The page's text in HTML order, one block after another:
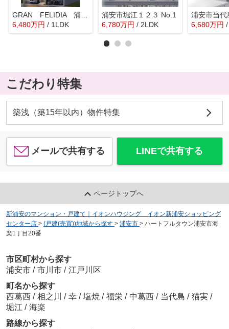
6,480万円 / 1LDK
浦安市堀江１２３ No.1
6,780万円 / 2LDK
浦安市当
6,680万円
こだわり特集
築浅（築15年以内）物件特集
メールで共有する LINEで共有する
ページトップへ
新浦安のマンション・戸建て｜イオンハウジング イオン新浦安ショッピング
センター店 > (戸建(売買))地域から探す > 浦安市 > ハートフルタウン浦安市海
楽1丁目20番
市区町村から探す
浦安市 / 市川市 / 江戸川区
町名から探す
西葛西 / 相之川 / 幸 / 塩焼 / 福栄 / 中葛西 / 当代島 / 猫実 /
堀江 / 海楽
路線から探す